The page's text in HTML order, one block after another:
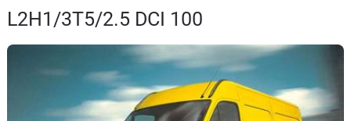
Guide
d'achat
Electriques
Utilitaires
L2H1/3T5/2.5 DCI 100